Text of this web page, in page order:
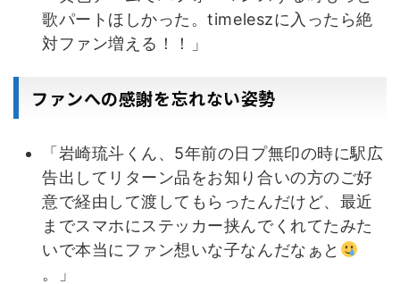
歌パートほしかった。timeleszに入ったら絶
対ファン増える！！」
ファンへの感謝を忘れない姿勢
「岩崎琉斗くん、5年前の日プ無印の時に駅広
告出してリターン品をお知り合いの方のご好
意で経由して渡してもらったんだけど、最近
までスマホにステッカー挟んでくれてたみた
いで本当にファン想いな子なんだなぁと
。」